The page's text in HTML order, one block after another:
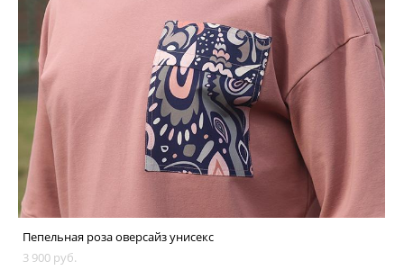
Пепельная роза оверсайз унисекс
3 900 pуб.